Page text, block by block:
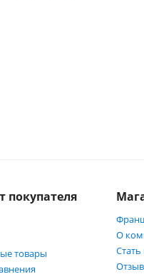
покупателя
товары
О